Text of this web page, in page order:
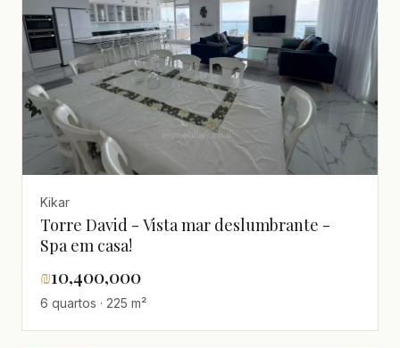
Kikar
Torre David - Vista mar deslumbrante -
Spa em casa!
₪10,400,000
6 quartos · 225 m²